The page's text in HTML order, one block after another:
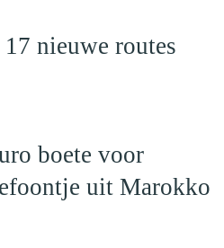
nieuwe routes
boete voor
uit Marokko